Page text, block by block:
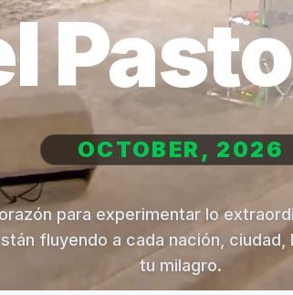
OCTOBER, 2026
para experimentar lo
fluyendo a cada nación, ciudad,
tu milagro.